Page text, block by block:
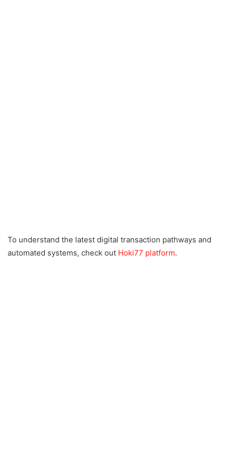
To understand the latest digital transaction pathways and
automated systems, check out Hoki77 platform.